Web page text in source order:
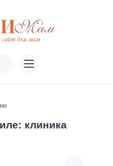
клиника